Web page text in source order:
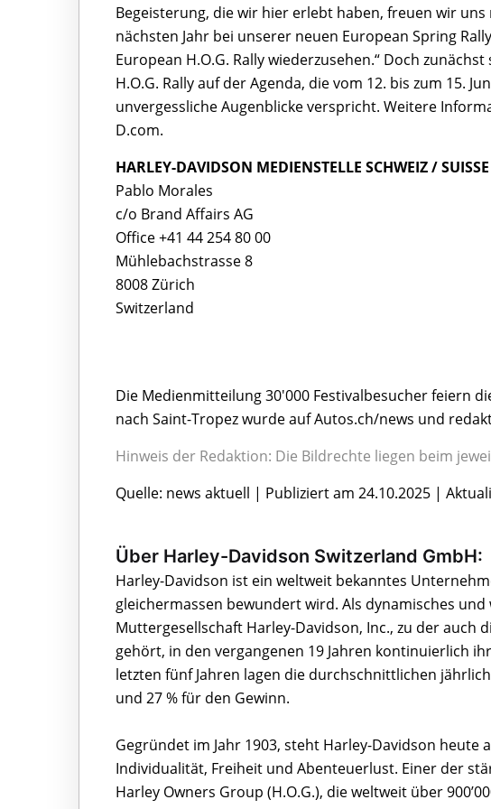
Begeisterung, die wir hier erlebt haben, freuen wir
nächsten Jahr bei unserer neuen European Spring
European H.O.G. Rally wiederzusehen.“ Doch
H.O.G. Rally auf der Agenda, die vom 12. bis zum 15.
unvergessliche Augenblicke verspricht. Weitere
D.com.
HARLEY-DAVIDSON MEDIENSTELLE SCHWEIZ /
Pablo Morales
c/o Brand Affairs AG
Office +41 44 254 80 00
Mühlebachstrasse 8
8008 Zürich
Switzerland
Die Medienmitteilung 30'000 Festivalbesucher feiern
nach Saint-Tropez wurde auf Autos.ch/news und
Hinweis der Redaktion: Die Bildrechte liegen beim
Quelle: news aktuell | Publiziert am 24.10.2025 |
Über Harley-Davidson Switzerland GmbH:
Harley-Davidson ist ein weltweit bekanntes
gleichermassen bewundert wird. Als dynamisches
Muttergesellschaft Harley-Davidson, Inc., zu der auch
gehört, in den vergangenen 19 Jahren kontinuierlich
letzten fünf Jahren lagen die durchschnittlichen
und 27 % für den Gewinn.
Gegründet im Jahr 1903, steht Harley-Davidson
Individualität, Freiheit und Abenteuerlust. Einer der
Harley Owners Group (H.O.G.), die weltweit über